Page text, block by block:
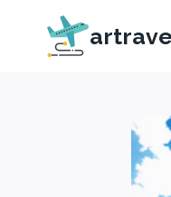
содержимому